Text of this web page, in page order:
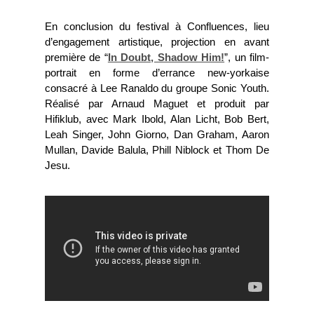
En conclusion du festival à Confluences, lieu
d’engagement artistique, projection en avant
première de “In Doubt, Shadow Him!”, un film-
portrait en forme d’errance new-yorkaise
consacré à Lee Ranaldo du groupe Sonic Youth.
Réalisé par Arnaud Maguet et produit par
Hifiklub, avec Mark Ibold, Alan Licht, Bob Bert,
Leah Singer, John Giorno, Dan Graham, Aaron
Mullan, Davide Balula, Phill Niblock et Thom De
Jesu.